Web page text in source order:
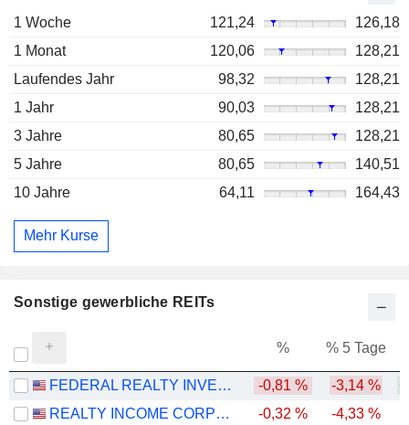
1 Woche 121,24
126,18
1 Monat
120,06
128,21
Laufendes Jahr
98,32
128,21
1 Jahr
90,03
128,21
3 Jahre
80,65
128,21
5 Jahre
80,65
140,51
10 Jahre
64,11 164,43
Mehr Kurse
Sonstige gewerbliche REITs
% % 5 Tage
FEDERAL REALTY INVESTMENT TRUST -0,81 % -3,14 %
REALTY INCOME CORPORATION
-0,32 % -4,33 %